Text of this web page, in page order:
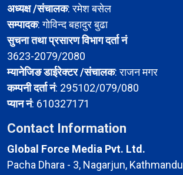
अध्यक्ष /संचालक: रमेश बसेल
सम्पादक: गोविन्द बहादुर बुढा
सुचना तथा प्रसारण विभाग दर्ता नं
3623-2079/2080
म्यानेजिङ डाईरेक्टर /संचालक: राजन मगर
कम्पनी दर्ता नं: 295102/079/080
प्यान नं: 610327171
Contact Information
Global Force Media Pvt. Ltd.
Pacha Dhara - 3, Nagarjun, Kathmandu